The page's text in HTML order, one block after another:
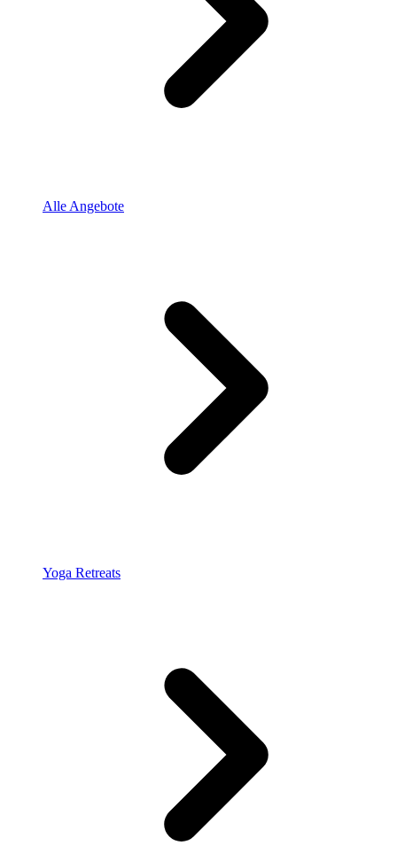
Alle Angebote
Yoga Retreats